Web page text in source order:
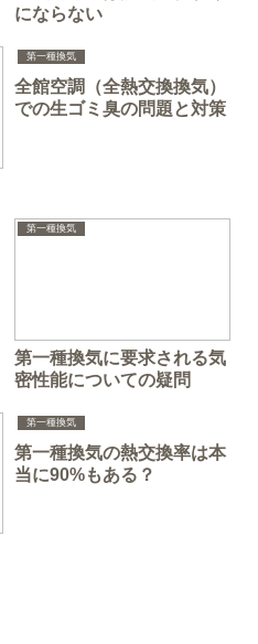
にならない
第一種換気
全館空調（全熱交換換気）
での生ゴミ臭の問題と対策
第一種換気
第一種換気に要求される気
密性能についての疑問
第一種換気
第一種換気の熱交換率は本
当に90%もある？